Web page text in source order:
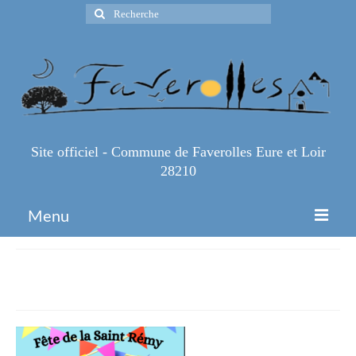
Rechercher
:
Site officiel - Commune de Faverolles Eure et Loir
28210
Menu
Infos Pratiques